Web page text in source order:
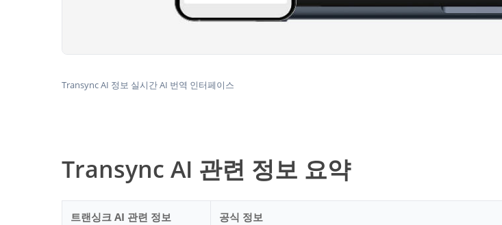
Transync AI 정보 실시간 AI 번역 인터페이스
Transync AI 관련 정보 요약
트랜싱크 AI 관련 정보 공식 정보